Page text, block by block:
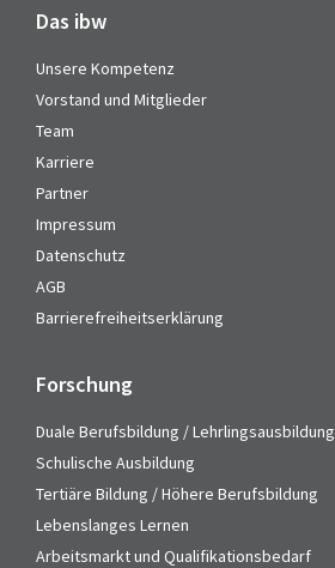
Das ibw
Unsere Kompetenz
Vorstand und Mitglieder
Team
Karriere
Partner
Impressum
Datenschutz
AGB
Barrierefreiheitserklärung
Forschung
Duale Berufsbildung / Lehrlingsausbildung
Schulische Ausbildung
Tertiäre Bildung / Höhere Berufsbildung
Lebenslanges Lernen
Arbeitsmarkt und Qualifikationsbedarf